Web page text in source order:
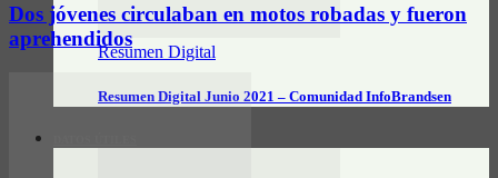
Resumen Digital
Resumen Digital Junio 2021 – Comunidad InfoBrandsen
Dos jóvenes circulaban en motos robadas y fueron
aprehendidos